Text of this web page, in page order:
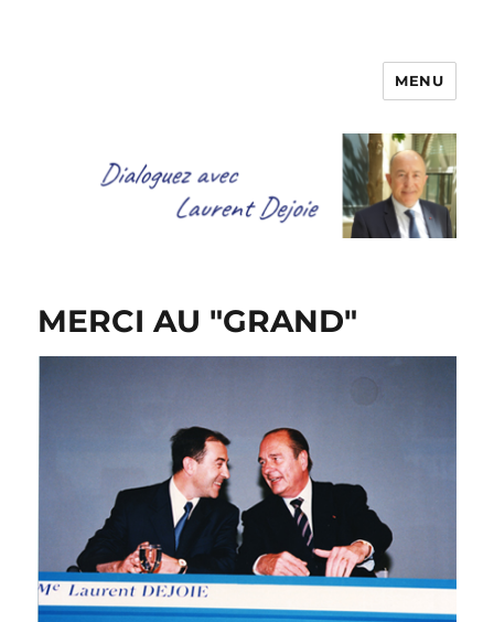
Dialoguez avec Laurent Dejoie
MENU
MERCI AU "GRAND"